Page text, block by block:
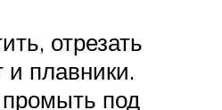
отрезать
и плавники.
под